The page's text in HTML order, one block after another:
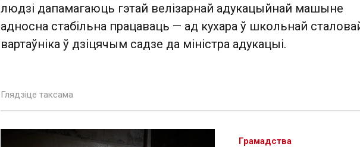
людзі дапамагаюць гэтай велізарнай адукацыйнай машыне
адносна стабільна працаваць — ад кухара ў школьнай
вартаўніка ў дзіцячым садзе да міністра адукацыі.
Глядзіце таксама
Грамадства